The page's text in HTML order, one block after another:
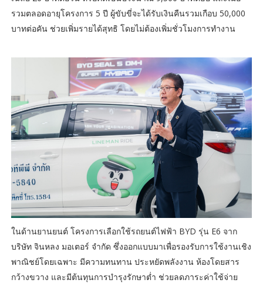
รวมตลอดอายุโครงการ 5 ปี ผู้ขับขี่จะได้รับเงินคืนรวมเกือบ 50,000
บาทต่อคัน ช่วยเพิ่มรายได้สุทธิ โดยไม่ต้องเพิ่มชั่วโมงการทำงาน
ในด้านยานยนต์ โครงการเลือกใช้รถยนต์ไฟฟ้า BYD รุ่น E6 จาก
บริษัท จินหลง มอเตอร์ จำกัด ซึ่งออกแบบมาเพื่อรองรับการใช้งานเชิง
พาณิชย์โดยเฉพาะ มีความทนทาน ประหยัดพลังงาน ห้องโดยสาร
กว้างขวาง และมีต้นทุนการบำรุงรักษาต่ำ ช่วยลดภาระค่าใช้จ่าย